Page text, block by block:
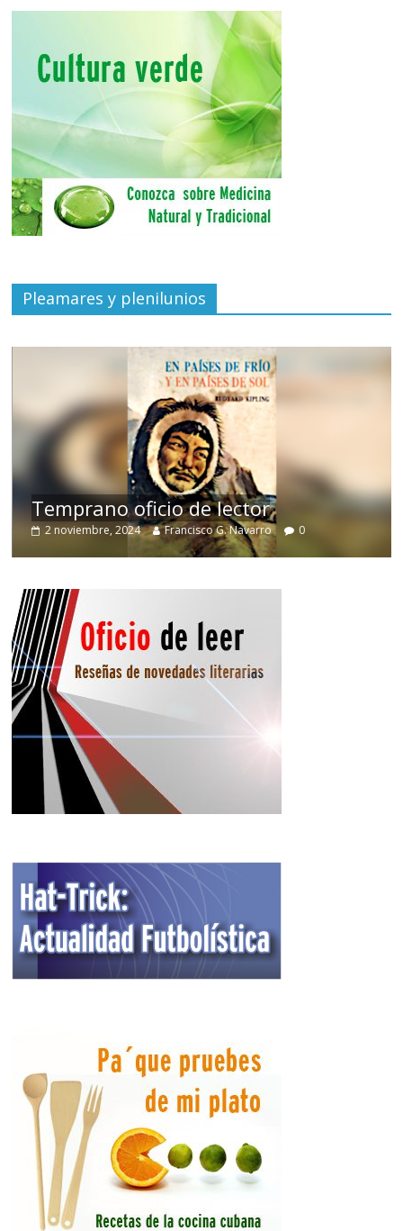
Pleamares y plenilunios
Temprano oficio de lector
2 noviembre, 2024 Francisco G. Navarro 0